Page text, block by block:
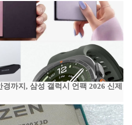
까지, 삼성 갤럭시 언팩 2026 신제